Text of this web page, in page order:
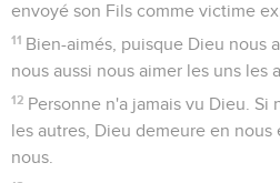
envoyé son Fils comme victime
11 Bien-aimés, puisque Dieu nous
nous aussi nous aimer les uns les
12 Personne n'a jamais vu Dieu. Si
les autres, Dieu demeure en nous
nous.